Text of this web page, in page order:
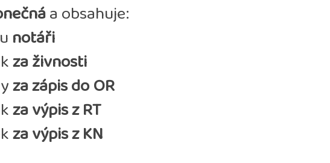
a obsahuje:
notáři
za živnosti
za zápis do OR
za výpis z RT
za výpis z KN